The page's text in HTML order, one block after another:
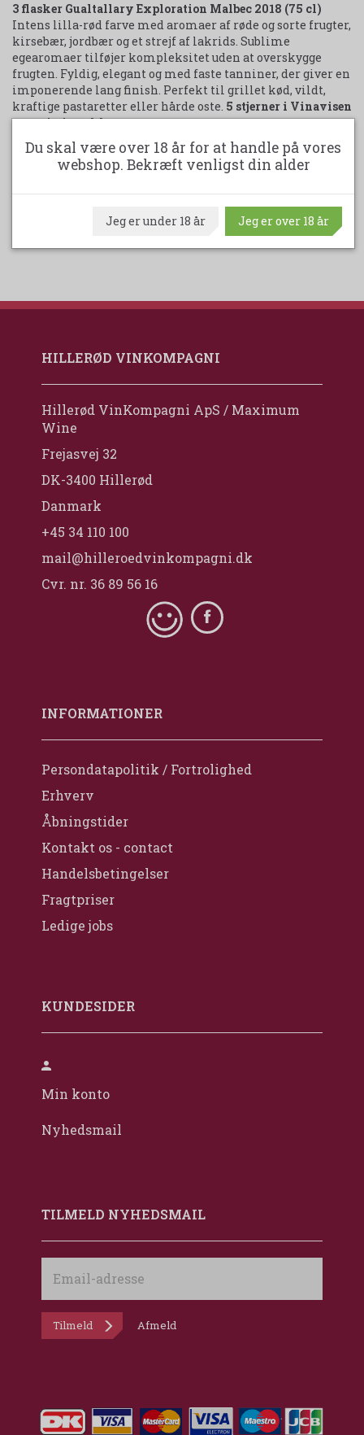
3 flasker Gualtallary Exploration Malbec 2018 (75 cl)
Intens lilla-rød farve med aromaer af røde og sorte frugter,
kirsebær, jordbær og et strejf af lakrids. Sublime
egearomaer tilføjer kompleksitet uden at overskygge
frugten. Fyldig, elegant og med faste tanniner, der giver en
imponerende lang finish. Perfekt til grillet kød, vildt,
kraftige pastaretter eller hårde oste. 5 stjerner i Vinavisen
– en vin i særklasse.
Perfekt til dig, der elsker at opdage nye vinoplevelser fra
Argentina – eller som gave, der virkelig imponerer.
HILLERØD VINKOMPAGNI
Hillerød VinKompagni ApS / Maximum
Wine
Frejasvej 32
DK-3400 Hillerød
Danmark
+45 34 110 100
mail@hilleroedvinkompagni.dk
Cvr. nr. 36 89 56 16
INFORMATIONER
Persondatapolitik / Fortrolighed
Erhverv
Åbningstider
Kontakt os - contact
Handelsbetingelser
Fragtpriser
Ledige jobs
KUNDESIDER
Min konto
Nyhedsmail
TILMELD NYHEDSMAIL
adresse
Tilmeld Afmeld
Du skal være over 18 år for at handle på vores
webshop. Bekræft venligst din alder
Jeg er under 18 år Jeg er over 18 år